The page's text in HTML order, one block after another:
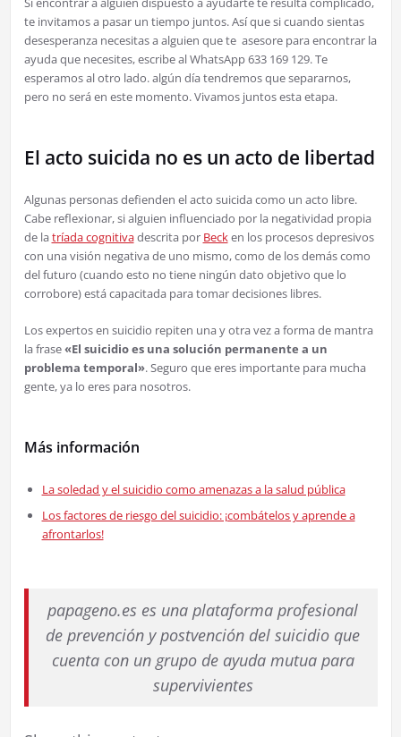
te invitamos a pasar un tiempo juntos. Así que si cuando sientas
desesperanza necesitas a alguien que te asesore para encontrar la
ayuda que necesites, escribe al WhatsApp 633 169 129. Te
esperamos al otro lado. algún día tendremos que separarnos,
pero no será en este momento. Vivamos juntos esta etapa.
El acto suicida no es un acto de libertad
Algunas personas defienden el acto suicida como un acto libre.
Cabe reflexionar, si alguien influenciado por la negatividad propia
de latríada cognitivadescrita por Becken los procesos depresivos
con una visión negativa de uno mismo, como de los demás como
del futuro (cuando esto no tiene ningún dato objetivo que lo
corrobore) está capacitada para tomar decisiones libres.
Los expertos en suicidio repiten una y otra vez a forma de mantra
la frase«El suicidio es una solución permanente a un
problema temporal». Seguro que eres importante para mucha
gente, ya lo eres para nosotros.
Más información
La soledad y el suicidio como amenazas a la salud pública
Los factores de riesgo del suicidio: ¡combátelos y aprende a
afrontarlos!
papageno.es es una plataforma profesional
de prevención y postvención del suicidio que
cuenta con un grupo de ayuda mutua para
supervivientes